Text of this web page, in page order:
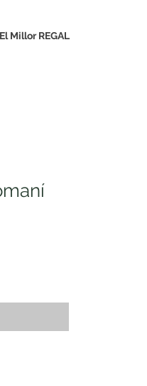
El Millor REGAL